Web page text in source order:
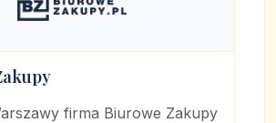
firma Biurowe Zakupy